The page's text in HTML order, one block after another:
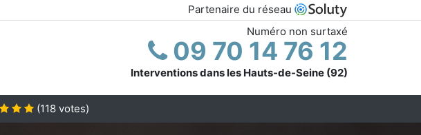
Partenaire du réseau
Numéro non surtaxé
09 70 14 76 12
Interventions dans les Hauts-de-Seine (92)
(118 votes)